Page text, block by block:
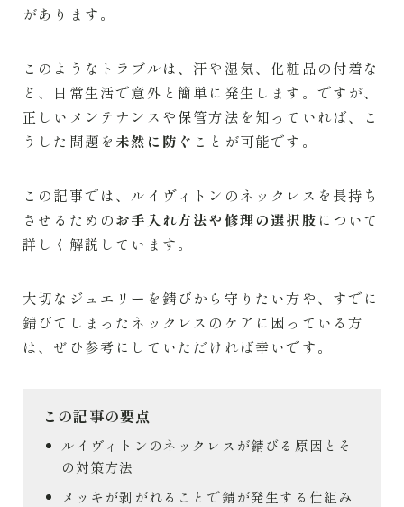
があります。
このようなトラブルは、汗や湿気、化粧品の付着な
ど、日常生活で意外と簡単に発生します。ですが、
正しいメンテナンスや保管方法を知っていれば、こ
うした問題を 未然に防ぐ ことが可能です。
この記事では、ルイヴィトンのネックレスを長持ち
させるためのお手入れ方法や修理の選択肢 について
詳しく解説しています。
大切なジュエリーを錆びから守りたい方や、すでに
錆びてしまったネックレスのケアに困っている方
は、ぜひ参考にしていただければ幸いです。
この記事の要点
ルイヴィトンのネックレスが錆びる原因とそ
の対策方法
メッキが剥がれることで錆が発生する仕組み